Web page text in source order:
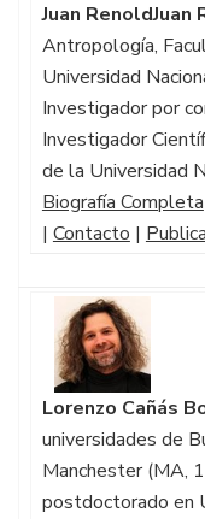
Juan RenoldJuan
Antropología,
Universidad
Investigador por
Investigador
de la Universidad
Biografía Completa
| Contacto |
Lorenzo Cañás
universidades de
Manchester (MA,
postdoctorado en